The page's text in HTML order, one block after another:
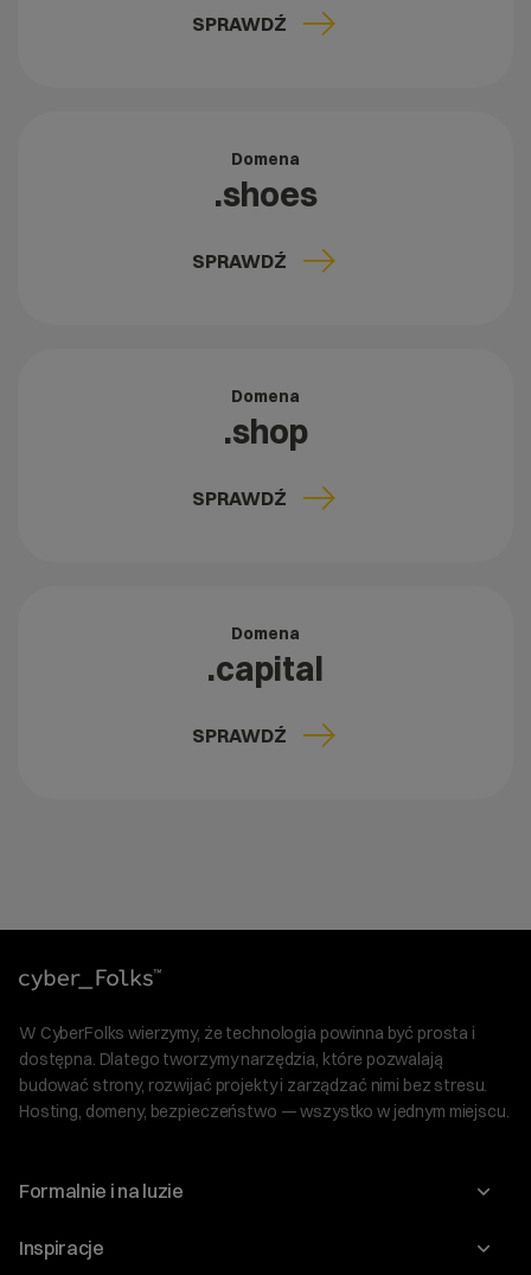
SPRAWDŹ
Domena
.shoes
SPRAWDŹ
Domena
.shop
SPRAWDŹ
Domena
.capital
SPRAWDŹ
W CyberFolks wierzymy, że technologia powinna być prosta i
dostępna. Dlatego tworzymy narzędzia, które pozwalają
budować strony, rozwijać projekty i zarządzać nimi bez stresu.
Hosting, domeny, bezpieczeństwo — wszystko w jednym miejscu.
Formalnie i na luzie
O nas
Inspiracje